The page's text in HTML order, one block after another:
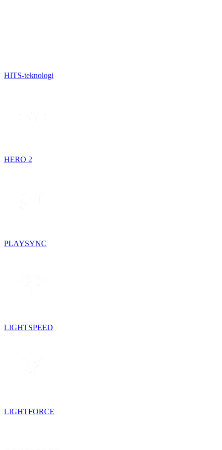
HITS-teknologi
HERO 2
PLAYSYNC
LIGHTSPEED
LIGHTFORCE